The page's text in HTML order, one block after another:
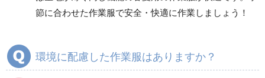
食品産業用半袖
節に合わせた作業服で安全・快適に作業しましょう！
環境に配慮した作業服はありますか？